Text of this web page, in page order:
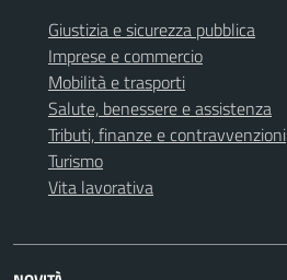
Giustizia e sicurezza pubblica
Imprese e commercio
Mobilità e trasporti
Salute, benessere e assistenza
Tributi, finanze e contravvenzioni
Turismo
Vita lavorativa